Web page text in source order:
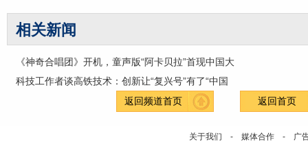
相关新闻
《神奇合唱团》开机，童声版“阿卡贝拉”首现中国大
科技工作者谈高铁技术：创新让“复兴号”有了“中国
返回频道首页
返回首页
关于我们 - 媒体合作 - 广